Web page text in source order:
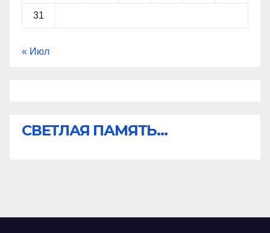
31
« Июл
СВЕТЛАЯ ПАМЯТЬ...